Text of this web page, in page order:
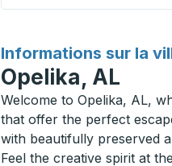
Informations sur la
pour
Opelika, AL
Welcome to Opelika, AL,
that offer the perfect
with beautifully preserved
Feel the creative spirit at